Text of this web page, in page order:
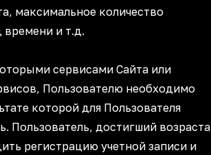
максимальное количество
времени и т.д.
сервисами Сайта или
Пользователю необходимо
которой для Пользователя
Пользователь, достигший возраста
регистрацию учетной записи и